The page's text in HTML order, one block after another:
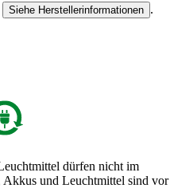
Siehe Herstellerinformationen .
dürfen nicht im
Akkus und Leuchtmittel sind vor